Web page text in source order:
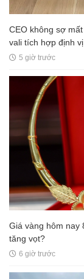
CEO không sợ
vali tích hợp định
5 giờ trước
Giá vàng hôm nay
tăng vọt?
6 giờ trước